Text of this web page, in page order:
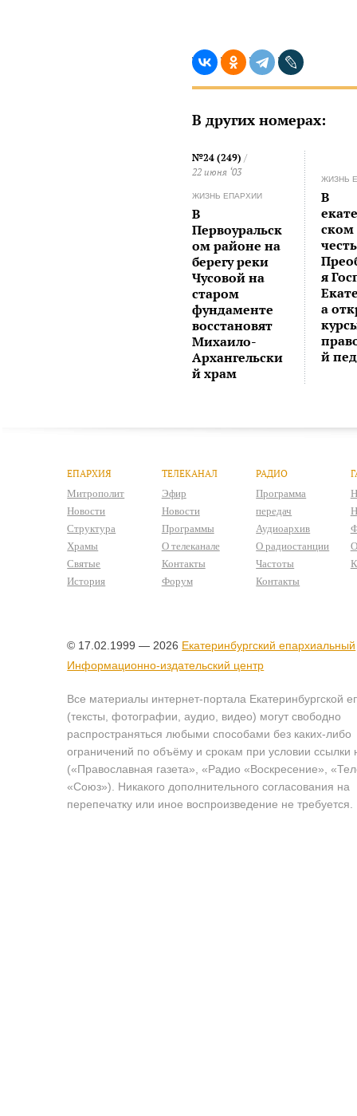
В других номерах:
№24 (249) /
22 июня ‘03
ЖИЗНЬ ЕПАРХИИ
В
Первоуральск
ом районе на
берегу реки
Чусовой на
старом
фундаменте
восстановят
Михаило-
Архангельски
й храм
ЖИЗНЬ
В
ском
честь
я
а
й
ЕПАРХИЯ
Митрополит
Новости
Структура
Храмы
Святые
История
ТЕЛЕКАНАЛ
Эфир
Новости
Программы
О телеканале
Контакты
Форум
РАДИО
Программа
передач
Аудиоархив
О радиостанции
Частоты
Контакты
© 17.02.1999 — 2026 Екатеринбургский епархиальный
Информационно-издательский центр
Все материалы интернет-портала Екатеринбургской
(тексты, фотографии, аудио, видео) могут свободно
распространяться любыми способами без каких-либо
ограничений по объёму и срокам при условии ссылки
(«Православная газета», «Радио «Воскресение»,
«Союз»). Никакого дополнительного согласования на
перепечатку или иное воспроизведение не требуется.